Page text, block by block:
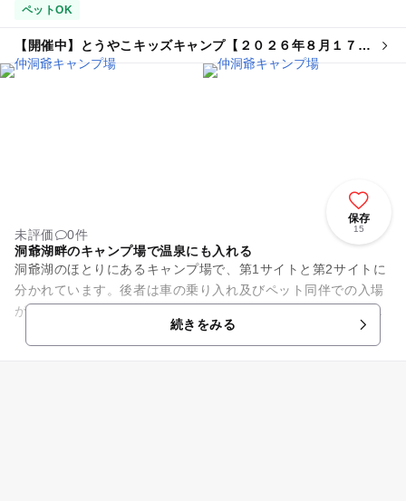
ペットOK
【開催中】とうやこキッズキャンプ【２０２６年８月１７日
～１８日】
保存
15
未評価
0件
洞爺湖畔のキャンプ場で温泉にも入れる
洞爺湖のほとりにあるキャンプ場で、第1サイトと第2サイトに
分かれています。後者は車の乗り入れ及びペット同伴での入場
が可能です。場内からは対岸にそびえる有珠山を眺めることが
でき、美しい夕陽も見られ...続きをみる